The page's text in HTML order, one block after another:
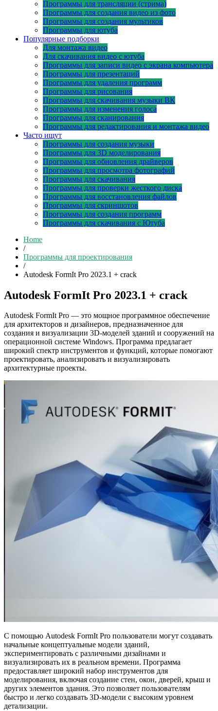
Программы для трансляции (стрима)
Программы для создания видео из фото
Программы для создания мультиков
Программы для ютуба
Популярные подборки
Для монтажа видео
Для скачивания видео с ютуба
Программы для записи видео с экрана компьютера
Программы для презентаций
Программы для удаления программ
Программы для рисования
Программы для скачивания музыки ВК
Программы для изменения голоса
Программы для сканирования
Программы для редактирования и монтажа видео
Часто ищут
Программы для создания музыки
Программы для 3D моделирования
Программы для обновления драйверов
Программы для просмотра фотографий
Программы для скачивания
Программы для проверки жесткого диска
Программы для восстановления файлов
Программы для скриншотов
Программы для создания программ
Программы для скачивания с Ютуба
Home
/
Программы для проектирования
/
Autodesk FormIt Pro 2023.1 + crack
Autodesk FormIt Pro 2023.1 + crack
Autodesk FormIt Pro — это мощное программное обеспечение
для архитекторов и дизайнеров, предназначенное для
создания и визуализации 3D-моделей зданий и сооружений на
операционной системе Windows. Программа предлагает
широкий спектр инструментов и функций, которые помогают
проектировать, анализировать и визуализировать
архитектурные проекты.
С помощью Autodesk FormIt Pro пользователи могут создавать
начальные концептуальные модели зданий,
экспериментировать с различными дизайнами и
визуализировать их в реальном времени. Программа
предоставляет широкий набор инструментов для
моделирования, включая создание стен, окон, дверей, крыш и
других элементов здания. Это позволяет пользователям
быстро и легко создавать 3D-модели с высоким уровнем
детализации.